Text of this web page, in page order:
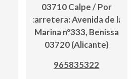
03710 Calpe / Por
carretera: Avenida de la
Marina nº333, Benissa
03720 (Alicante)
965835322